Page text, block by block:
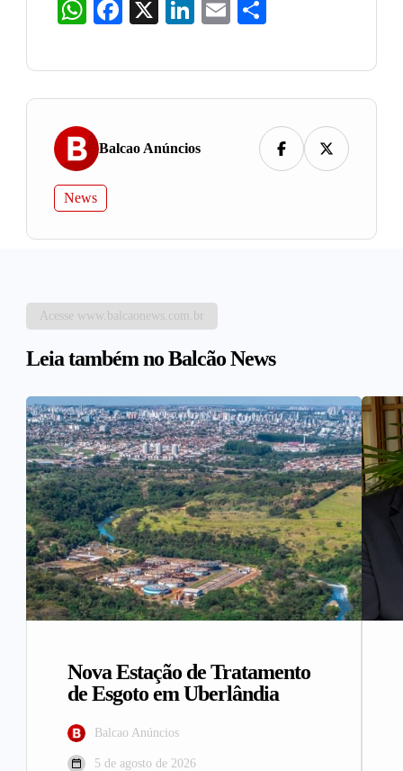
WhatsAppFacebook LinkedIn
Email
Balcao Anúncios
News
Acesse www.balcaonews.com.br
Leia também no Balcão News
Nova Estação de Tratamento
de Esgoto em Uberlândia
Balcao Anúncios
5 de agosto de 2026